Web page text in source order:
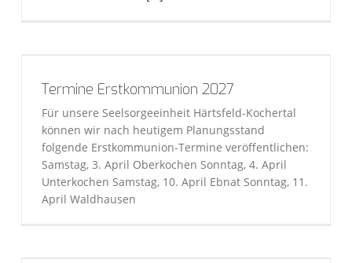
Termine Erstkommunion 2027
Für unsere Seelsorgeeinheit Härtsfeld-Kochertal
können wir nach heutigem Planungsstand
folgende Erstkommunion-Termine veröffentlichen:
Samstag, 3. April Oberkochen Sonntag, 4. April
Unterkochen Samstag, 10. April Ebnat Sonntag, 11.
April Waldhausen